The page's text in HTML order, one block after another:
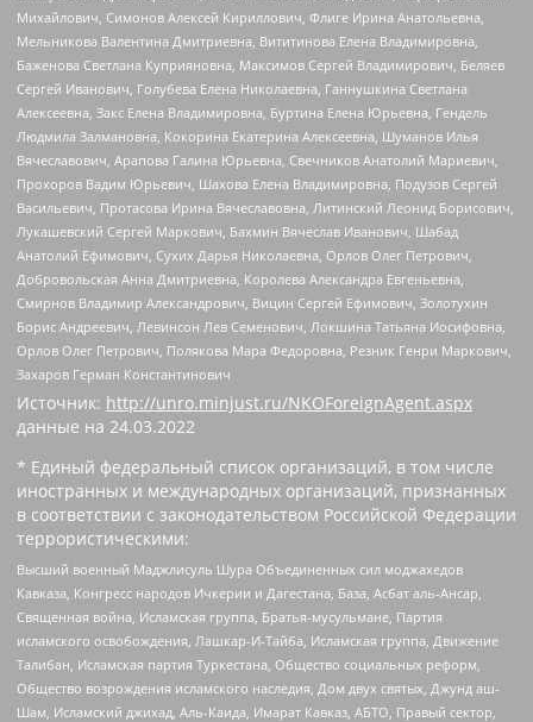
Михайлович, Симонов Алексей Кириллович, Флиге Ирина Анатольевна,
Мельникова Валентина Дмитриевна, Вититинова Елена Владимировна,
Баженова Светлана Куприяновна, Максимов Сергей Владимирович, Беляев
Сергей Иванович, Голубева Елена Николаевна, Ганнушкина Светлана
Алексеевна, Закс Елена Владимировна, Буртина Елена Юрьевна, Гендель
Людмила Залмановна, Кокорина Екатерина Алексеевна, Шуманов Илья
Вячеславович, Арапова Галина Юрьевна, Свечников Анатолий Мариевич,
Прохоров Вадим Юрьевич, Шахова Елена Владимировна, Подузов Сергей
Васильевич, Протасова Ирина Вячеславовна, Литинский Леонид Борисович,
Лукашевский Сергей Маркович, Бахмин Вячеслав Иванович, Шабад
Анатолий Ефимович, Сухих Дарья Николаевна, Орлов Олег Петрович,
Добровольская Анна Дмитриевна, Королева Александра Евгеньевна,
Смирнов Владимир Александрович, Вицин Сергей Ефимович, Золотухин
Борис Андреевич, Левинсон Лев Семенович, Локшина Татьяна Иосифовна,
Орлов Олег Петрович, Полякова Мара Федоровна, Резник Генри Маркович,
Захаров Герман Константинович
Источник: http://unro.minjust.ru/NKOForeignAgent.aspx
данные на 24.03.2022
* Единый федеральный список организаций, в том числе
иностранных и международных организаций, признанных
в соответствии с законодательством Российской Федерации
террористическими:
Высший военный Маджлисуль Шура Объединенных сил моджахедов
Кавказа, Конгресс народов Ичкерии и Дагестана, База, Асбат аль-Ансар,
Священная война, Исламская группа, Братья-мусульмане, Партия
исламского освобождения, Лашкар-И-Тайба, Исламская группа, Движение
Талибан, Исламская партия Туркестана, Общество социальных реформ,
Общество возрождения исламского наследия, Дом двух святых, Джунд аш-
Шам, Исламский джихад, Аль-Каида, Имарат Кавказ, АБТО, Правый сектор,